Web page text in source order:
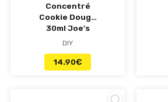
Concentré
Cookie Dough
30ml Joe's
Juice
DIY
14.90€